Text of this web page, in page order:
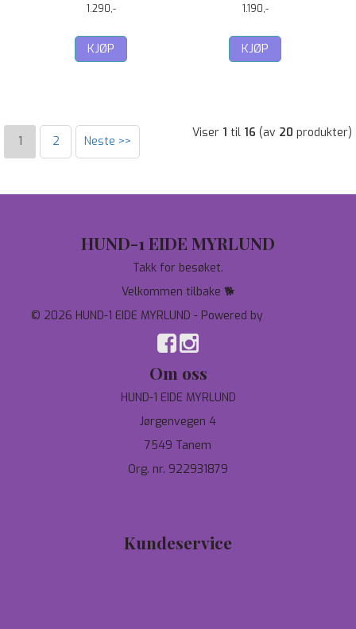
1.290,-
KJØP
1.190,-
KJØP
1 2 Neste >>
Viser 1 til 16 (av 20 produkter)
HUND-1 EIDE MYRLUND
Takk for besøket.
Velkommen tilbake 🐕
© 2026 HUND-1 EIDE MYRLUND - Powered by
Om oss
HUND-1 EIDE MYRLUND
Jørgenvegen 4
7549 Tanem
Org. nr. 922931879
Kundeservice